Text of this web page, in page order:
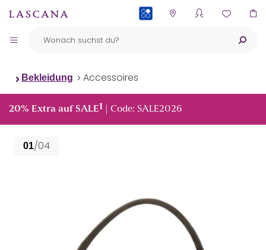
Bekleidung Accessoires
20% Extra auf SALE1 | Code: SALE2026
01/04